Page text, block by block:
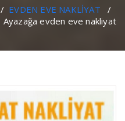
EVDEN EVE NAKLİYAT /
Ayazağa evden eve nakliyat